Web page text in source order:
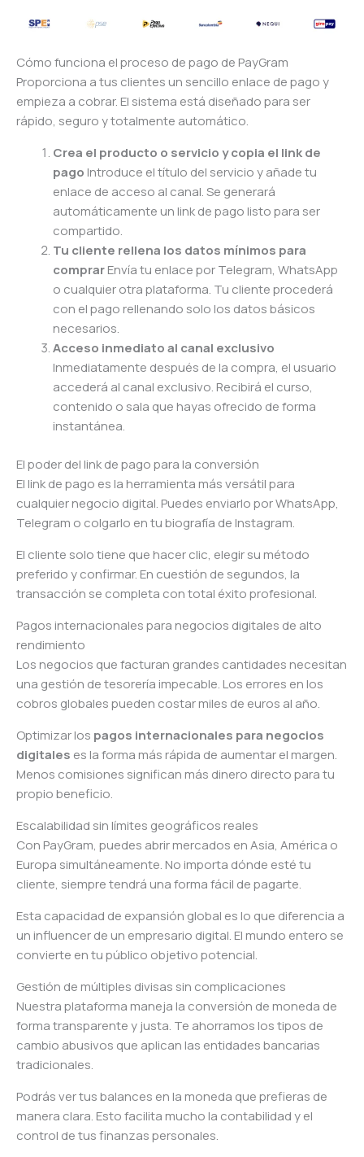
Cómo funciona el proceso de pago de PayGram
Proporciona a tus clientes un sencillo enlace de pago y
empieza a cobrar. El sistema está diseñado para ser
rápido, seguro y totalmente automático.
Crea el producto o servicio y copia el link de
pago Introduce el título del servicio y añade tu
enlace de acceso al canal. Se generará
automáticamente un link de pago listo para ser
compartido.
Tu cliente rellena los datos mínimos para
comprarEnvía tu enlace por Telegram, WhatsApp
o cualquier otra plataforma. Tu cliente procederá
con el pago rellenando solo los datos básicos
necesarios.
Acceso inmediato al canal exclusivo
Inmediatamente después de la compra, el usuario
accederá al canal exclusivo. Recibirá el curso,
contenido o sala que hayas ofrecido de forma
instantánea.
El poder del link de pago para la conversión
El link de pago es la herramienta más versátil para
cualquier negocio digital. Puedes enviarlo por WhatsApp,
Telegram o colgarlo en tu biografía de Instagram.
El cliente solo tiene que hacer clic, elegir su método
preferido y confirmar. En cuestión de segundos, la
transacción se completa con total éxito profesional.
Pagos internacionales para negocios digitales de alto
rendimiento
Los negocios que facturan grandes cantidades necesitan
una gestión de tesorería impecable. Los errores en los
cobros globales pueden costar miles de euros al año.
Optimizar los pagos internacionales para negocios
digitales es la forma más rápida de aumentar el margen.
Menos comisiones significan más dinero directo para tu
propio beneficio.
Escalabilidad sin límites geográficos reales
Con PayGram, puedes abrir mercados en Asia, América o
Europa simultáneamente. No importa dónde esté tu
cliente, siempre tendrá una forma fácil de pagarte.
Esta capacidad de expansión global es lo que diferencia a
un influencer de un empresario digital. El mundo entero se
convierte en tu público objetivo potencial.
Gestión de múltiples divisas sin complicaciones
Nuestra plataforma maneja la conversión de moneda de
forma transparente y justa. Te ahorramos los tipos de
cambio abusivos que aplican las entidades bancarias
tradicionales.
Podrás ver tus balances en la moneda que prefieras de
manera clara. Esto facilita mucho la contabilidad y el
control de tus finanzas personales.